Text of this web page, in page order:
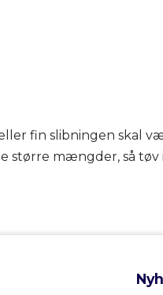
fin slibningen skal
mængder, så tøv